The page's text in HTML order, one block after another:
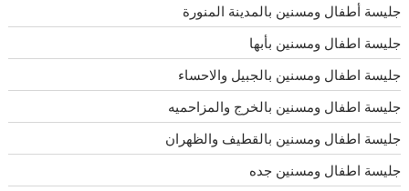
جليسة أطفال ومسنين بالمدينة المنورة
جليسة اطفال ومسنين بأبها
جليسة اطفال ومسنين بالجبيل والاحساء
جليسة اطفال ومسنين بالخرج والمزاحميه
جليسة اطفال ومسنين بالقطيف والظهران
جليسة اطفال ومسنين جده